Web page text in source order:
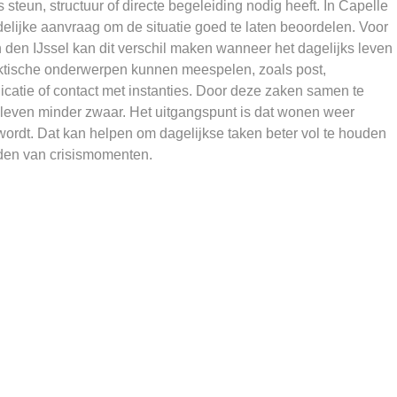
structuur of directe begeleiding nodig heeft. In Capelle
aanvraag om de situatie goed te laten beoordelen. Voor
IJssel kan dit verschil maken wanneer het dagelijks leven
onderwerpen kunnen meespelen, zoals post,
of contact met instanties. Door deze zaken samen te
minder zwaar. Het uitgangspunt is dat wonen weer
Dat kan helpen om dagelijkse taken beter vol te houden
van crisismomenten.